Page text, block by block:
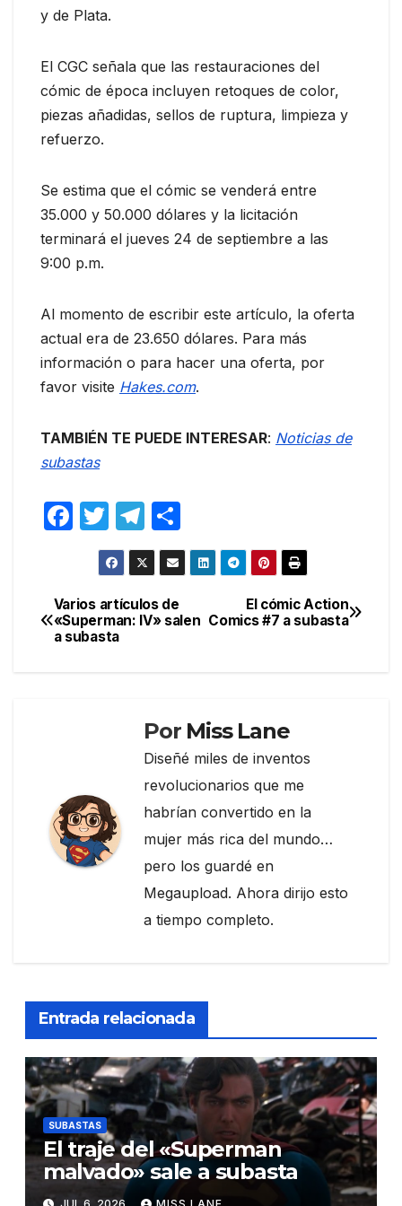
y de Plata.
El CGC señala que las restauraciones del
cómic de época incluyen retoques de color,
piezas añadidas, sellos de ruptura, limpieza y
refuerzo.
Se estima que el cómic se venderá entre
35.000 y 50.000 dólares y la licitación
terminará el jueves 24 de septiembre a las
9:00 p.m.
Al momento de escribir este artículo, la oferta
actual era de 23.650 dólares. Para más
información o para hacer una oferta, por
favor visite Hakes.com.
TAMBIÉN TE PUEDE INTERESAR: Noticias de
subastas
F
e
b
T
w
itt
er
T
el
e
gr
a
o
m
ar
Navegación
de
El cómic Action
Comics #7 a subasta
Varios artículos de
«Superman: IV» salen
a subasta
Por Miss Lane
Diseñé miles de inventos
revolucionarios que me
habrían convertido en la
mujer más rica del mundo…
pero los guardé en
Megaupload. Ahora dirijo esto
a tiempo completo.
Entrada relacionada
SUBASTAS
El traje del «Superman
malvado» sale a subasta